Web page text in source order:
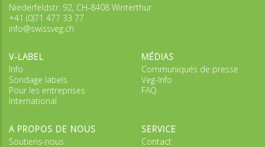
Niederfeldstr. 92, CH-8408 Winterthur
+41 (0)71 477 33 77
info@swissveg.ch
V-LABEL
Info
Sondage labels
Pour les entreprises
International
MÉDIAS
Communiqués de presse
Veg-Info
FAQ
A PROPOS DE NOUS
Soutiens-nous
SERVICE
Contact